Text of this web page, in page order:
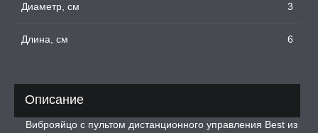
Диаметр, см 3
Длина, см 6
Описание
Виброяйцо с пультом дистанционного управления Best из